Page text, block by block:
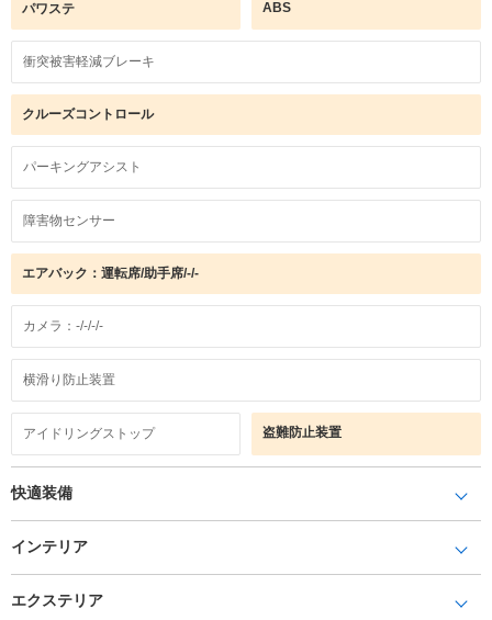
パワステ ABS
衝突被害軽減ブレーキ
クルーズコントロール
パーキングアシスト
障害物センサー
エアバック：運転席/助手席/-/-
カメラ：-/-/-/-
横滑り防止装置
アイドリングストップ 盗難防止装置
快適装備
インテリア
エクステリア